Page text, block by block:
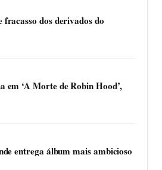
dos derivados do
em ‘A Morte de Robin Hood’,
entrega álbum mais ambicioso